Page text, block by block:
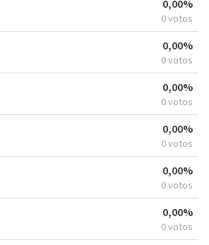
0,00%
0 votos
0,00%
0 votos
0,00%
0 votos
0,00%
0 votos
0,00%
0 votos
0,00%
0 votos